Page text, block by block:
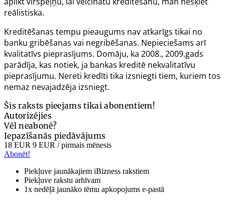
reālistiska.
Kreditēšanas tempu pieaugums nav atkarīgs tikai no
banku gribēšanas vai negribēšanas. Nepieciešams arī
kvalitatīvs pieprasījums. Domāju, ka 2008., 2009.gads
parādīja, kas notiek, ja bankas kreditē nekvalitatīvu
pieprasījumu. Nereti kredīti tika izsniegti tiem, kuriem tos
nemaz nevajadzēja izsniegt.
Šis raksts pieejams tikai abonentiem!
Autorizējies
Vēl neabonē?
Iepazīšanās piedāvājums
18 EUR 9 EUR / pirmais mēnesis
Abonēt!
Piekļuve jaunākajiem iBizness rakstiem
Piekļuve rakstu arhīvam
1x nedēļā jaunāko tēmu apkopojums e-pastā